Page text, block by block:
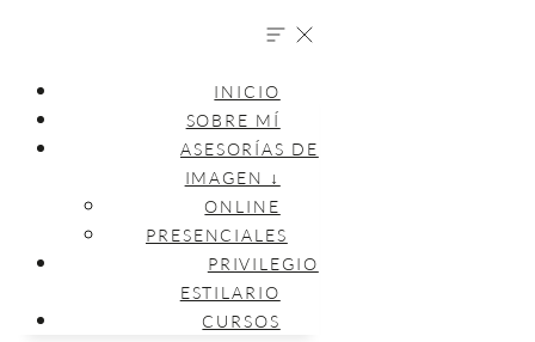
INICIO
SOBRE MÍ
ASESORÍAS DE
IMAGEN ↓
ONLINE
PRESENCIALES
PRIVILEGIO
ESTILARIO
CURSOS